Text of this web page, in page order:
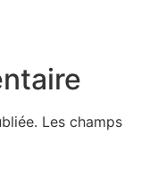
Les champs